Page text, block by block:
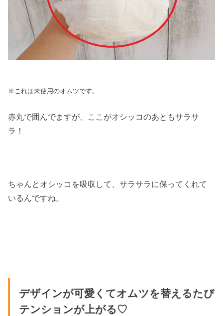
※これは未使用のオムツです。
赤丸で囲んでますが、ここがオシッコのあともサラサ
ラ！
ちゃんとオシッコを吸収して、サラサラに保ってくれて
いるんですね。
デザインが可愛くてオムツを替えるたび
テンションが上がる♡